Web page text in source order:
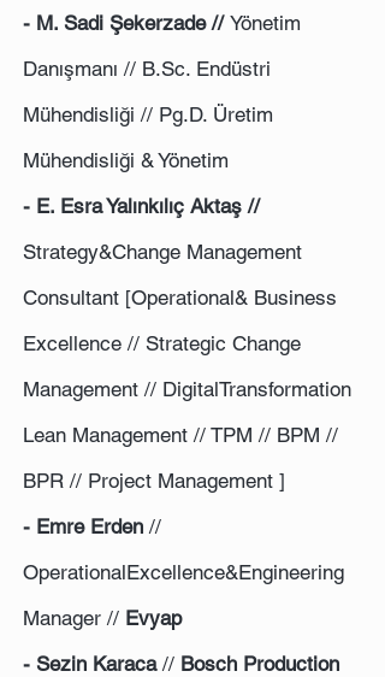
- M. Sadi Şekerzade // Yönetim
Danışmanı // B.Sc. Endüstri
Mühendisliği // Pg.D. Üretim
Mühendisliği & Yönetim
- E. Esra Yalınkılıç Aktaş //
Strategy&Change Management
Consultant [Operational& Business
Excellence // Strategic Change
Management // DigitalTransformation
Lean Management // TPM // BPM //
BPR // Project Management ]
- Emre Erden//
OperationalExcellence&Engineering
Manager // Evyap
- Sezin Karaca// Bosch Production